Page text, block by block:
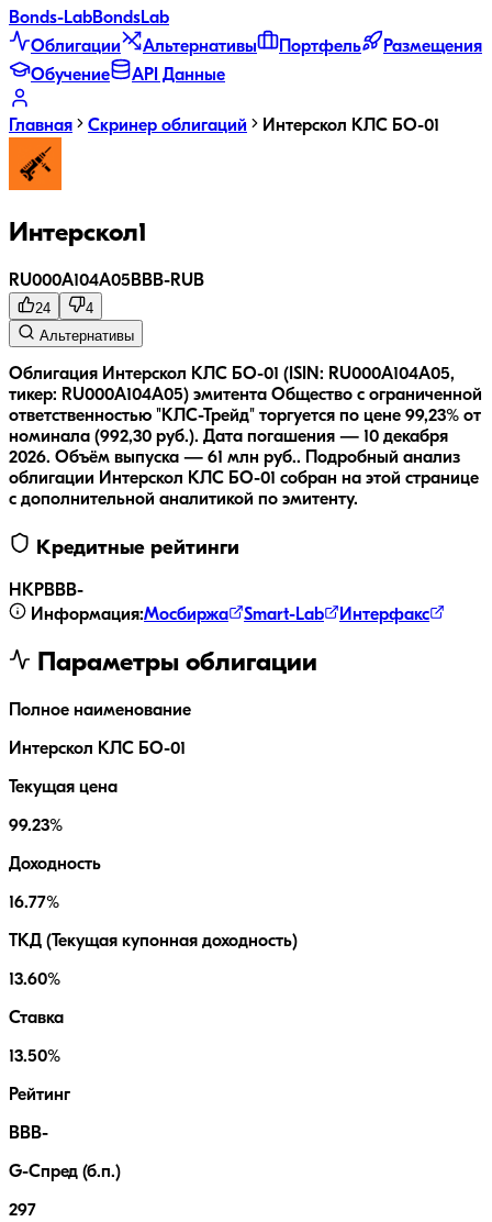
Bonds-LabBondsLab
Облигации
Альтернативы Портфель
Размещения
Обучение
API Данные
Главная Скринер облигаций Интерскол КЛС БО-01
Интерскол1
RU000A104A05 BBB-RUB
24
4
Альтернативы
Облигация Интерскол КЛС БО-01 (ISIN: RU000A104A05,
тикер: RU000A104A05) эмитента Общество с ограниченной
ответственностью "КЛС-Трейд" торгуется по цене 99,23% от
номинала (992,30 руб.). Дата погашения — 10 декабря
2026. Объём выпуска — 61 млн руб..
Подробный анализ
облигации Интерскол КЛС БО-01 собран на этой странице
с дополнительной аналитикой по эмитенту.
Кредитные рейтинги
НКРBBB-
Информация:Мосбиржа Smart-Lab Интерфакс
Параметры облигации
Полное наименование
Интерскол КЛС БО-01
Текущая цена
99.23%
Доходность
16.77%
ТКД (Текущая купонная доходность)
13.60%
Ставка
13.50%
Рейтинг
BBB-
G-Спред (б.п.)
297